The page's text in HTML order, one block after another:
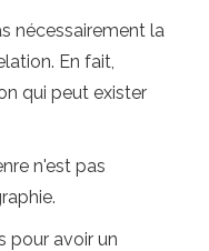
nécessairement la
En fait,
qui peut exister
n'est pas
pour avoir un